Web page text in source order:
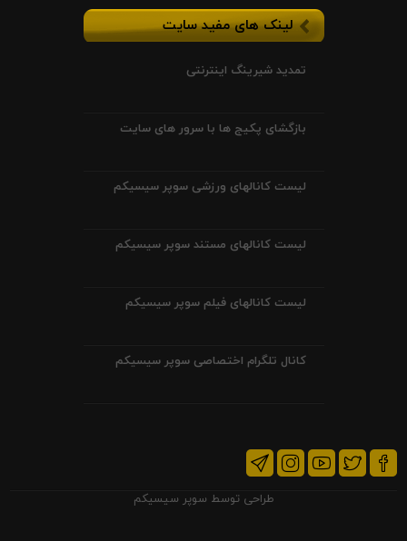
لینک های مفید سایت
تمدید شیرینگ اینترنتی
بازگشای پکیج ها با سرور های سایت
لیست کانالهای ورزشی سوپر سیسیکم
لیست کانالهای مستند سوپر سیسیکم
لیست کانالهای فیلم سوپر سیسیکم
کانال تلگرام اختصاصی سوپر سیسیکم
طراحی توسط سوپر سیسیکم